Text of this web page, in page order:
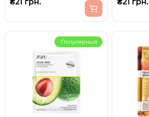
Популярный